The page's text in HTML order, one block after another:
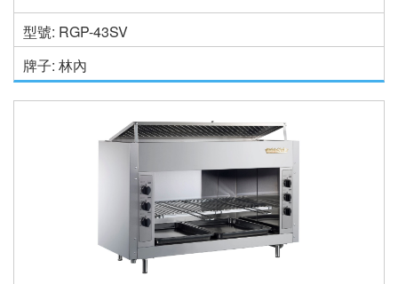
型號: RGP-43SV
牌子: 林內